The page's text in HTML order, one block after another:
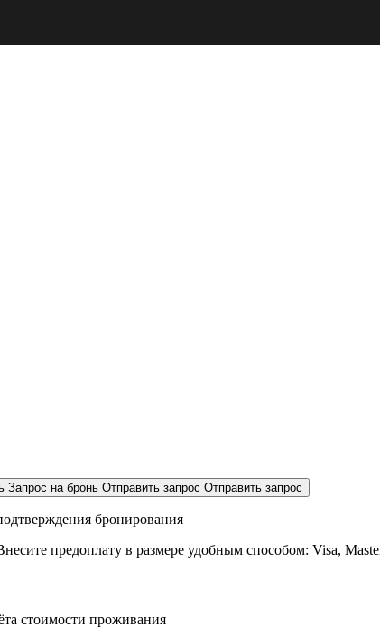
Запрос на бронь Отправить запрос Отправить запрос
бронирования
предоплату в размере удобным способом: Visa,
стоимости проживания